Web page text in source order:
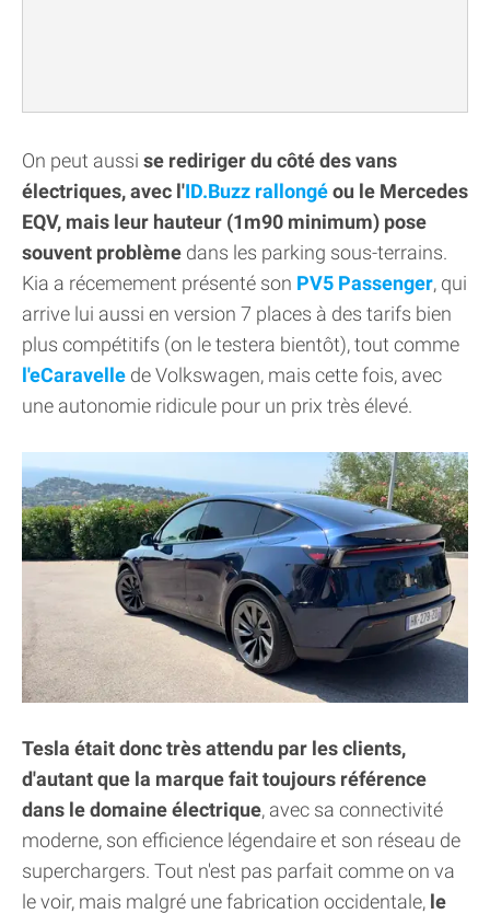
On peut aussi se rediriger du côté des vans
électriques, avec l'ID.Buzz rallongéou le Mercedes
EQV, mais leur hauteur (1m90 minimum) pose
souvent problème dans les parking sous-terrains.
Kia a récemement présenté son PV5 Passenger, qui
arrive lui aussi en version 7 places à des tarifs bien
plus compétitifs (on le testera bientôt), tout comme
l'eCaravelle de Volkswagen, mais cette fois, avec
une autonomie ridicule pour un prix très élevé.
Tesla était donc très attendu par les clients,
d'autant que la marque fait toujours référence
dans le domaine électrique, avec sa connectivité
moderne, son efficience légendaire et son réseau de
superchargers. Tout n'est pas parfait comme on va
le voir, mais malgré une fabrication occidentale, le